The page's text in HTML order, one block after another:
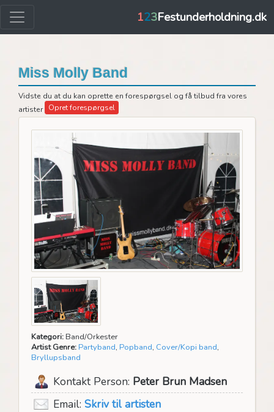
123Festunderholdning.dk
Miss Molly Band
Vidste du at du kan oprette en forespørgsel og få tilbud fra vores
artister Opret forespørgsel
Kategori: Band/Orkester
Artist Genre: Partyband, Popband, Cover/Kopi band,
Bryllupsband
Kontakt Person: Peter Brun Madsen
Email: Skriv til artisten